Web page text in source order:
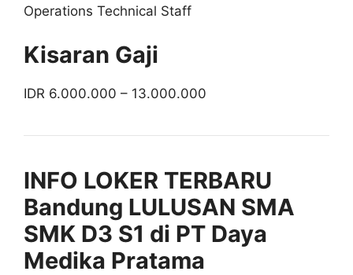
Operations Technical Staff
Kisaran Gaji
IDR 6.000.000 – 13.000.000
INFO LOKER TERBARU
Bandung LULUSAN SMA
SMK D3 S1 di PT Daya
Medika Pratama